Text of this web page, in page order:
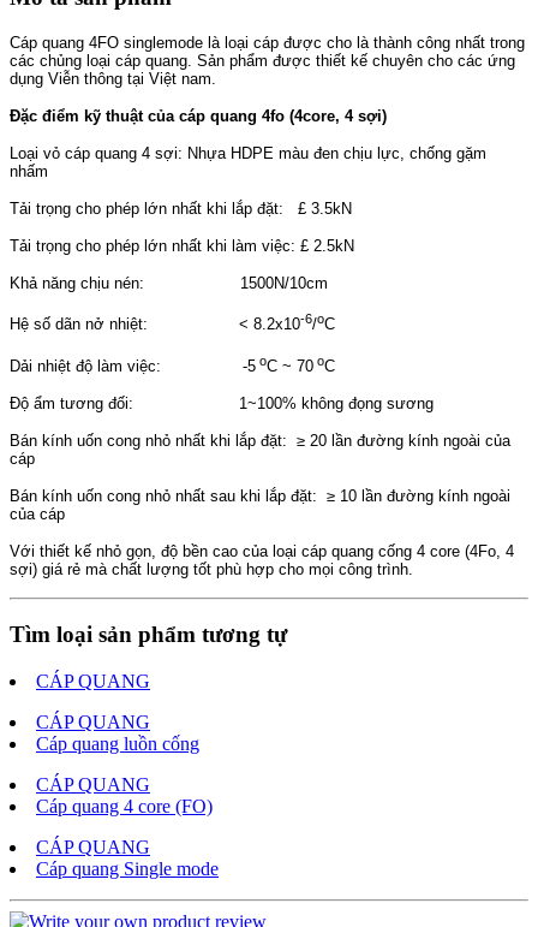
Cáp quang 4FO singlemode là loại cáp được cho là thành công nhất trong
các chủng loại cáp quang. Sản phẩm được thiết kế chuyên cho các ứng
dụng Viễn thông tại Việt nam.
Đặc điểm kỹ thuật của cáp quang 4fo (4core, 4 sợi)
Loại vỏ cáp quang 4 sợi: Nhựa HDPE màu đen chịu lực, chống gặm
nhấm
Tải trọng cho phép lớn nhất khi lắp đặt: £ 3.5kN
Tải trọng cho phép lớn nhất khi làm việc: £ 2.5kN
Khả năng chịu nén: 1500N/10cm
Hệ số dãn nở nhiệt: < 8.2x10-6/oC
Dải nhiệt độ làm việc: -5 oC ~ 70 oC
Độ ẩm tương đối: 1~100% không đọng sương
Bán kính uốn cong nhỏ nhất khi lắp đặt: ≥ 20 lần đường kính ngoài của
cáp
Bán kính uốn cong nhỏ nhất sau khi lắp đặt: ≥ 10 lần đường kính ngoài
của cáp
Với thiết kế nhỏ gọn, độ bền cao của loại cáp quang cống 4 core (4Fo, 4
sợi) giá rẻ mà chất lượng tốt phù hợp cho mọi công trình.
Tìm loại sản phẩm tương tự
CÁP QUANG
CÁP QUANG
Cáp quang luồn cống
CÁP QUANG
Cáp quang 4 core (FO)
CÁP QUANG
Cáp quang Single mode